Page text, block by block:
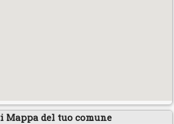
Mappa del tuo comune